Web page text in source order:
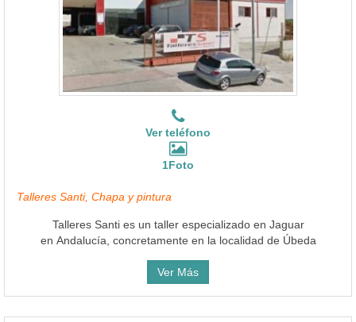
Ver teléfono
1Foto
Talleres Santi, Chapa y pintura
Talleres Santi es un taller especializado en Jaguar
en Andalucía, concretamente en la localidad de Úbeda
Ver Más